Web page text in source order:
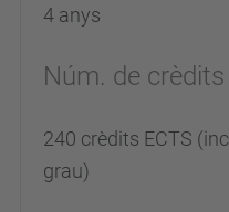
4 anys
Núm. de crèdits
240 crèdits ECTS
grau)